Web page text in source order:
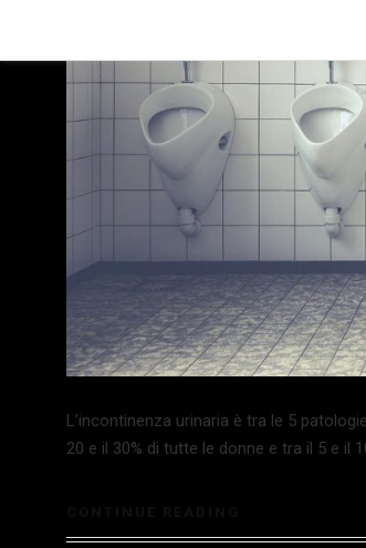
L’incontinenza urinaria è tra le 5
20 e il 30% di tutte le donne e tra il 5 e il